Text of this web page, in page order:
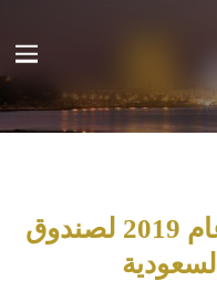
تقرير الربع الثاني من عام 2019 لصندوق